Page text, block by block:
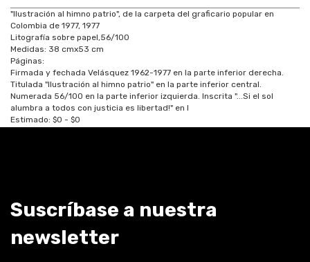
"Ilustración al himno patrio", de la carpeta del graficario popular en
Colombia de 1977, 1977
Litografía sobre papel,56/100
Medidas: 38 cmx53 cm
Páginas:
Firmada y fechada Velásquez 1962-1977 en la parte inferior derecha.
Titulada "Ilustración al himno patrio" en la parte inferior central.
Numerada 56/100 en la parte inferior izquierda. Inscrita "...Si el sol
alumbra a todos con justicia es libertad!" en l
Estimado: $0 - $0
Suscríbase a nuestra
newsletter